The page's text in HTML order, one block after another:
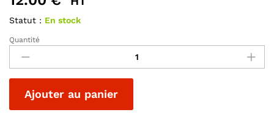
Statut : En stock
JOUE
RIDEAU
METALLIQUE
DE
quantité
Quantité
Ajouter au panier